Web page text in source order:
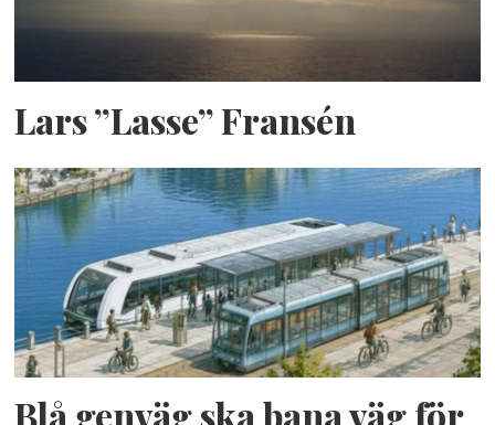
Lars ”Lasse” Fransén
Blå genväg ska bana väg för